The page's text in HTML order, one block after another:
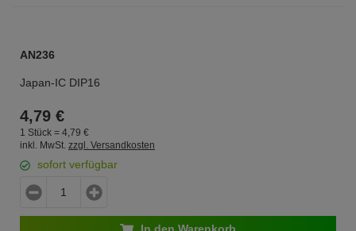
AN236
Japan-IC DIP16
4,79 €
1 Stück = 4, 79 €
inkl. MwSt. zzgl. Versandkosten
sofort verfügbar